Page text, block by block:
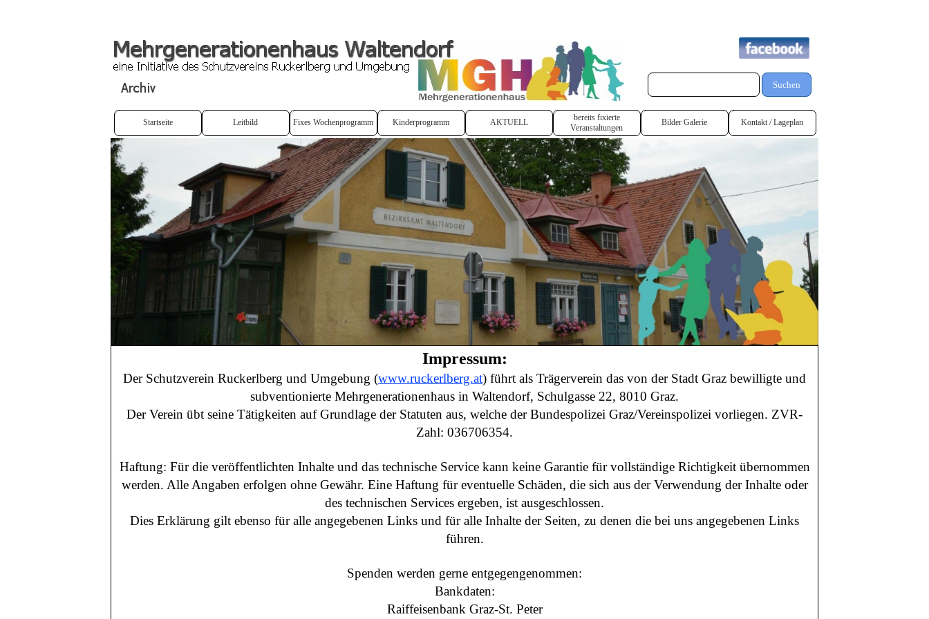
Suchen
Startseite Leitbild Fixes Wochenprogramm Kinderprogramm AKTUELL
bereits fixierte
Veranstaltungen
Bilder Galerie Kontakt / Lageplan
Impressum:
Der Schutzverein Ruckerlberg und Umgebung (www.ruckerlberg.at) führt als Trägerverein das von der Stadt Graz bewilligte und
subventionierte Mehrgenerationenhaus in Waltendorf, Schulgasse 22, 8010 Graz.
Der Verein übt seine Tätigkeiten auf Grundlage der Statuten aus, welche der Bundespolizei Graz/Vereinspolizei vorliegen. ZVR-
Zahl: 036706354.
Haftung: Für die veröffentlichten Inhalte und das technische Service kann keine Garantie für vollständige Richtigkeit übernommen
werden. Alle Angaben erfolgen ohne Gewähr. Eine Haftung für eventuelle Schäden, die sich aus der Verwendung der Inhalte oder
des technischen Services ergeben, ist ausgeschlossen.
Dies Erklärung gilt ebenso für alle angegebenen Links und für alle Inhalte der Seiten, zu denen die bei uns angegebenen Links
führen.
Spenden werden gerne entgegengenommen:
Bankdaten:
Raiffeisenbank Graz-St. Peter